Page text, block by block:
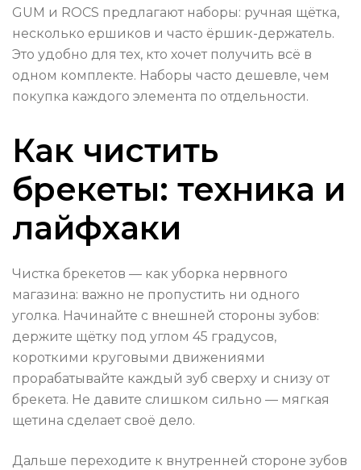
GUM и ROCS предлагают наборы: ручная щётка,
несколько ершиков и часто ёршик-держатель.
Это удобно для тех, кто хочет получить всё в
одном комплекте. Наборы часто дешевле, чем
покупка каждого элемента по отдельности.
Как чистить
брекеты: техника и
лайфхаки
Чистка брекетов — как уборка нервного
магазина: важно не пропустить ни одного
уголка. Начинайте с внешней стороны зубов:
держите щётку под углом 45 градусов,
короткими круговыми движениями
прорабатывайте каждый зуб сверху и снизу от
брекета. Не давите слишком сильно — мягкая
щетина сделает своё дело.
Дальше переходите к внутренней стороне зубов